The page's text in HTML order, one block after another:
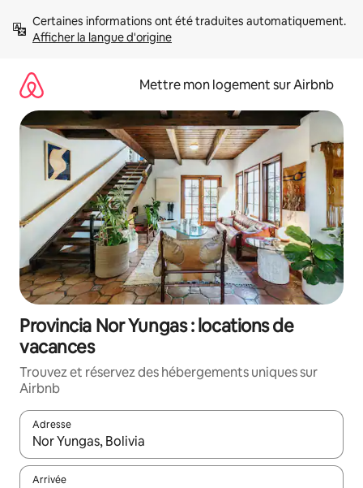
directement
Afficher la langue d'origine
Mettre mon logement sur Airbnb
Provincia Nor Yungas : locations de
vacances
Trouvez et réservez des hébergements uniques sur
Airbnb
Adresse
Lorsque les résultats s'affichent, utilisez les flèches vers le
Arrivée